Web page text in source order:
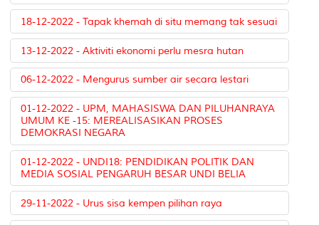
18-12-2022 - Tapak khemah di situ memang tak sesuai
13-12-2022 - Aktiviti ekonomi perlu mesra hutan
06-12-2022 - Mengurus sumber air secara lestari
01-12-2022 - UPM, MAHASISWA DAN PILUHANRAYA
UMUM KE -15: MEREALISASIKAN PROSES
DEMOKRASI NEGARA
01-12-2022 - UNDI18: PENDIDIKAN POLITIK DAN
MEDIA SOSIAL PENGARUH BESAR UNDI BELIA
29-11-2022 - Urus sisa kempen pilihan raya